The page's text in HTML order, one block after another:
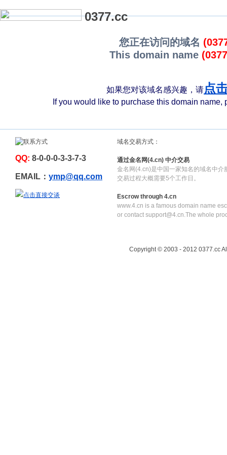
0377.cc
您正在访问的域名
This domain name
如果您对该域名感兴趣，请点
If you would like to purchase this domain name,
QQ: 8-0-0-0-3-3-7-3
EMAIL： ymp@qq.com
域名交易方式：
通过金名网(4.cn) 中介交易
金名网(4.cn)是中国一家知名的域名中介
交易过程大概需要5个工作日。
Escrow through 4.cn
www.4.cn is a famous domain name
or contact support@4.cn.The whole
Copyright © 2003 - 2012 0377.cc